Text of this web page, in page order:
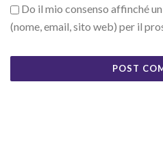
Do il mio consenso affinché
(nome, email, sito web) per il